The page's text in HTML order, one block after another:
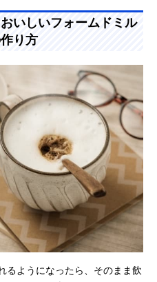
いしいフォームドミル
り方
るようになったら、そのまま飲